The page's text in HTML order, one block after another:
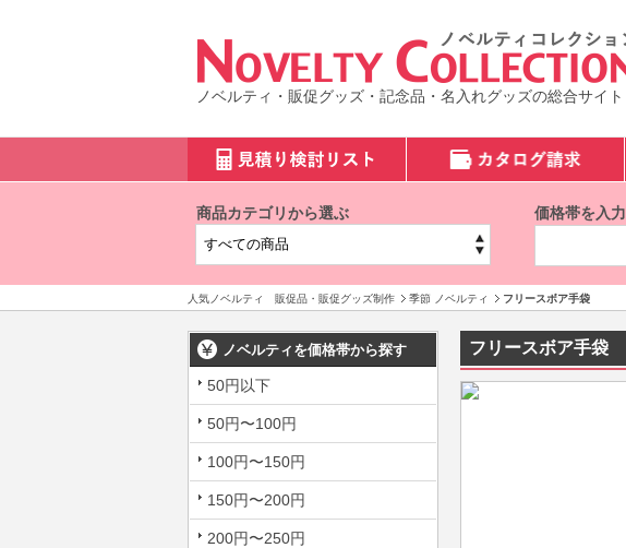
ノベルティ・販促グッズ・記念品・名入れグッズの総合サイト
商品カテゴリから選ぶ 価格帯を入力
人気ノベルティ 販促品・販促グッズ制作 季節 ノベルティ フリースボア手袋
ノベルティを価格帯から探す
50円以下
50円〜100円
100円〜150円
150円〜200円
200円〜250円
フリースボア手袋